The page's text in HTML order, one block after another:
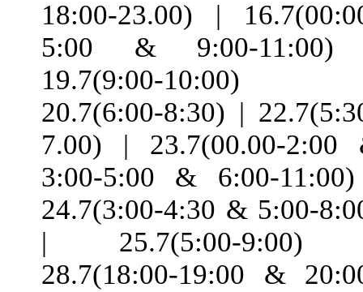
18:00-23.00) |
5:00 & 9:00-
19.7(9:00-
20.7(6:00-8:30) |
7.00) | 23.7(00.00-2:00
3:00-5:00 & 6:00-
24.7(3:00-4:30 & 5:00-
| 25.7(5:00-
28.7(18:00-19:00 &